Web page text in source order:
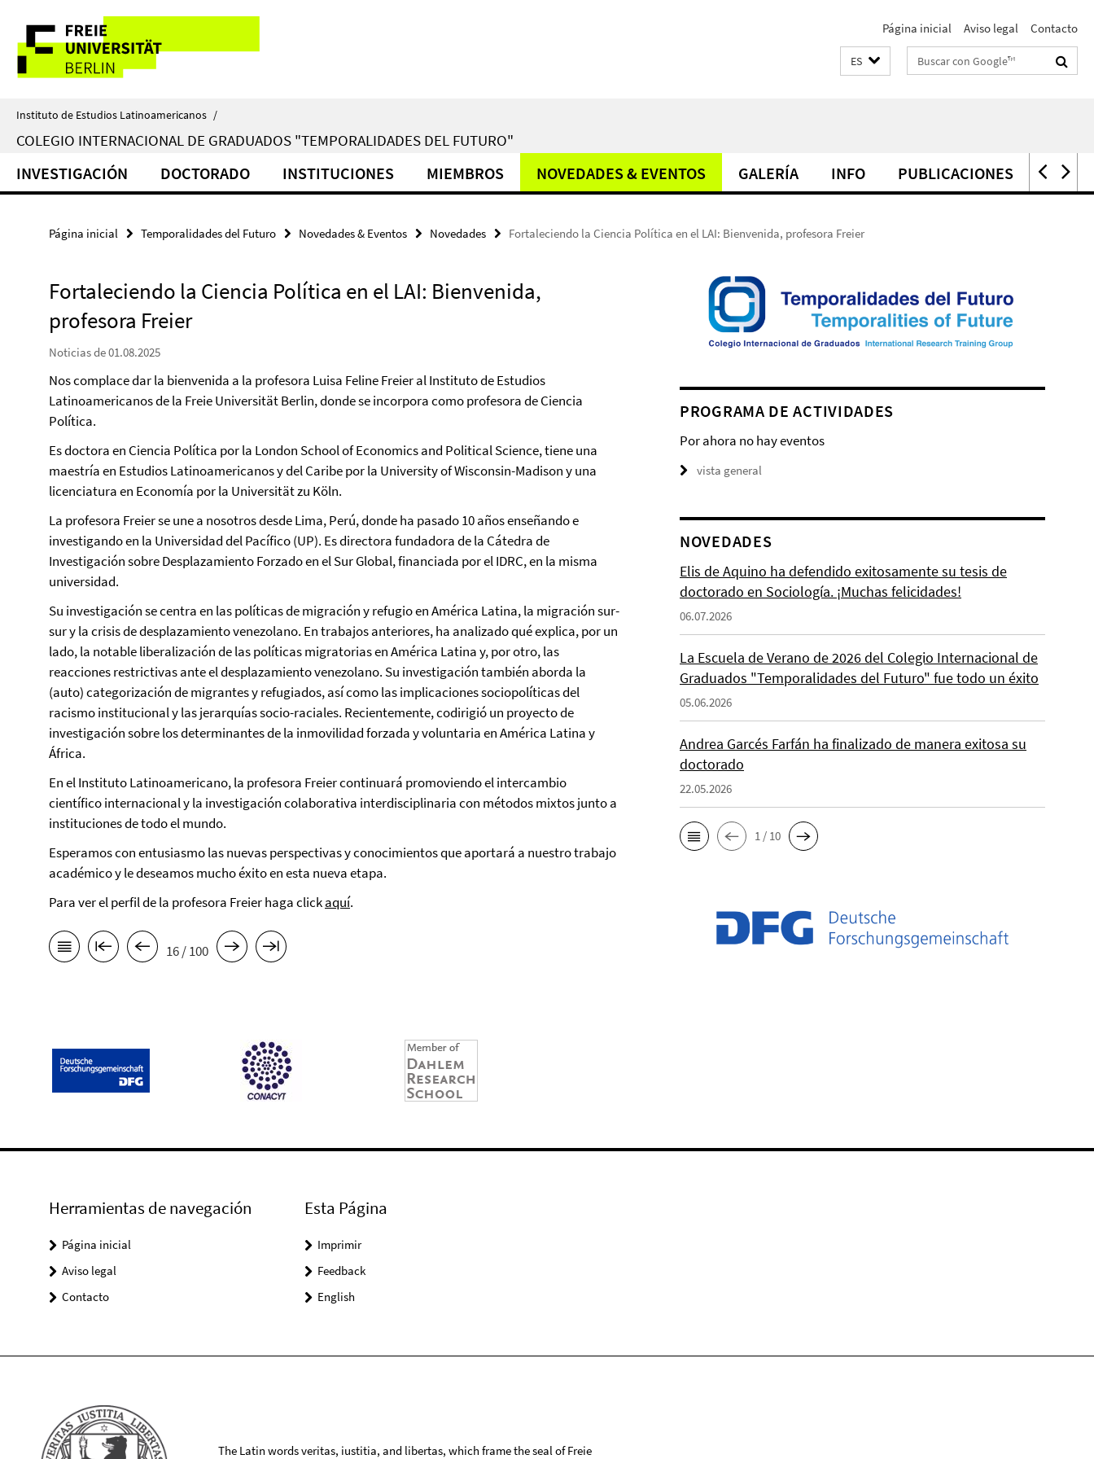
direkt
Inhalt
Herramientas
de
navegación
Página inicial Aviso legal Contacto
ES Suchbegriffe
Instituto de Estudios Latinoamericanos /
COLEGIO INTERNACIONAL DE GRADUADOS "TEMPORALIDADES DEL FUTURO"
INVESTIGACIÓN DOCTORADO INSTITUCIONES MIEMBROS NOVEDADES & EVENTOS GALERÍA INFO PUBLICACIONES
Página inicial Temporalidades del Futuro Novedades & Eventos Novedades Fortaleciendo la Ciencia Política en el LAI: Bienvenida, profesora Freier
Fortaleciendo la Ciencia Política en el LAI: Bienvenida,
profesora Freier
Noticias de 01.08.2025
Nos complace dar la bienvenida a la profesora Luisa Feline Freier al Instituto de Estudios
Latinoamericanos de la Freie Universität Berlin, donde se incorpora como profesora de Ciencia
Política.
Es doctora en Ciencia Política por la London School of Economics and Political Science, tiene una
maestría en Estudios Latinoamericanos y del Caribe por la University of Wisconsin-Madison y una
licenciatura en Economía por la Universität zu Köln.
La profesora Freier se une a nosotros desde Lima, Perú, donde ha pasado 10 años enseñando e
investigando en la Universidad del Pacífico (UP). Es directora fundadora de la Cátedra de
Investigación sobre Desplazamiento Forzado en el Sur Global, financiada por el IDRC, en la misma
universidad.
Su investigación se centra en las políticas de migración y refugio en América Latina, la migración sur-
sur y la crisis de desplazamiento venezolano. En trabajos anteriores, ha analizado qué explica, por un
lado, la notable liberalización de las políticas migratorias en América Latina y, por otro, las
reacciones restrictivas ante el desplazamiento venezolano. Su investigación también aborda la
(auto) categorización de migrantes y refugiados, así como las implicaciones sociopolíticas del
racismo institucional y las jerarquías socio-raciales. Recientemente, codirigió un proyecto de
investigación sobre los determinantes de la inmovilidad forzada y voluntaria en América Latina y
África.
En el Instituto Latinoamericano, la profesora Freier continuará promoviendo el intercambio
científico internacional y la investigación colaborativa interdisciplinaria con métodos mixtos junto a
instituciones de todo el mundo.
Esperamos con entusiasmo las nuevas perspectivas y conocimientos que aportará a nuestro trabajo
académico y le deseamos mucho éxito en esta nueva etapa.
Para ver el perfil de la profesora Freier haga clickaquí.
16 / 100
PROGRAMA DE ACTIVIDADES
Por ahora no hay eventos
vista general
NOVEDADES
Elis de Aquino ha defendido exitosamente su tesis de
doctorado en Sociología. ¡Muchas felicidades!
06.07.2026
La Escuela de Verano de 2026 del Colegio Internacional de
Graduados "Temporalidades del Futuro" fue todo un éxito
05.06.2026
Andrea Garcés Farfán ha finalizado de manera exitosa su
doctorado
22.05.2026
1 / 10
Herramientas de navegación
Página inicial
Aviso legal
Contacto
Esta Página
Imprimir
Feedback
English
The Latin words veritas, iustitia, and libertas, which frame the seal of Freie